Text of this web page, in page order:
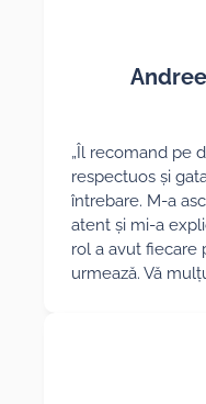
„Îl recomand pe
respectuos și
întrebare. M-a
atent și mi-a
rol a avut fiecare
urmează. Vă